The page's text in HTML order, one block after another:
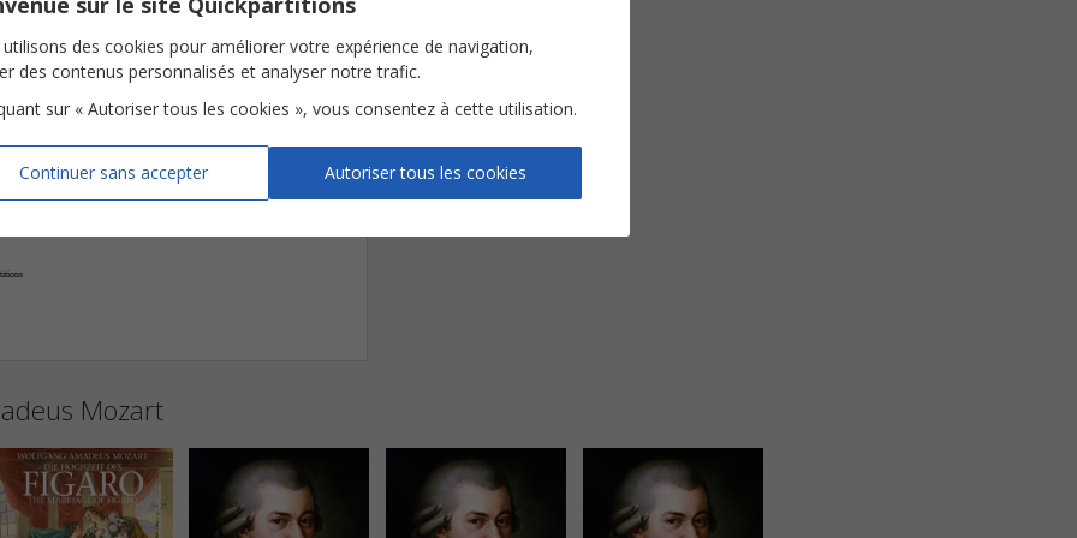
poco ritenuto
              
 
 
 
 

Mozart
des cookies pour améliorer votre expérience de navigation,
des contenus personnalisés et analyser notre trafic.
sur « Autoriser tous les cookies », vous consentez à cette utilisation.
Continuer sans accepter Autoriser tous les cookies